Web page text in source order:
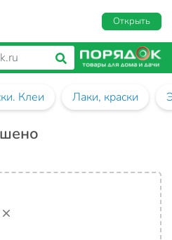
Открыть
Клеи Лаки, краски